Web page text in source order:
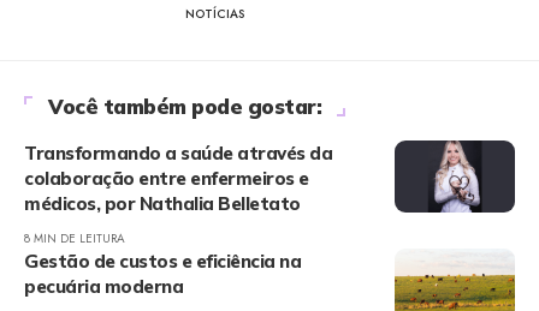
NOTÍCIAS
Você também pode gostar:
Transformando a saúde através da
colaboração entre enfermeiros e
médicos, por Nathalia Belletato
8 MIN DE LEITURA
Gestão de custos e eficiência na
pecuária moderna